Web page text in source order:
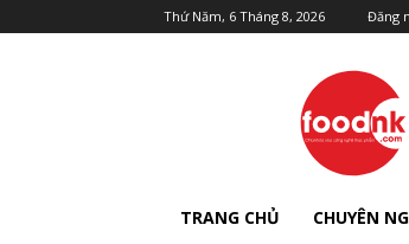
Thứ Năm, 6 Tháng 8, 2026 Đăng
TRANG CHỦ CHUYÊN